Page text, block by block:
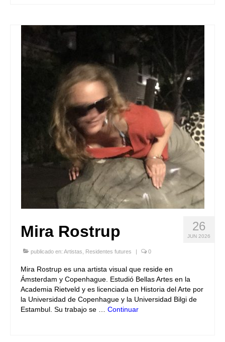
26
JUN 2026
Mira Rostrup
publicado en: Artistas Residentes futures | 0
Mira Rostrup es una artista visual que reside en
Ámsterdam y Copenhague. Estudió Bellas Artes en la
Academia Rietveld y es licenciada en Historia del Arte por
la Universidad de Copenhague y la Universidad Bilgi de
Estambul. Su trabajo se … Continuar